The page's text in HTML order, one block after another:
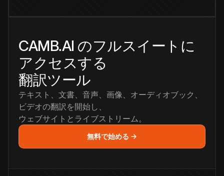
CAMB.AI のフルスイートに
アクセスする
翻訳ツール
テキスト、文書、音声、画像、オーディオブック、
ビデオの翻訳を開始し、
ウェブサイトとライブストリーム。
無料で始める →